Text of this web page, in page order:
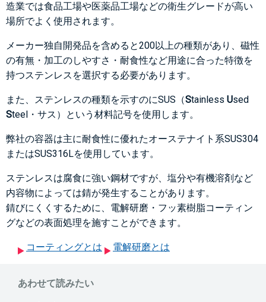
造業では食品工場や医薬品工場などの衛生グレードが高い
場所でよく使用されます。
メーカー独自開発品を含めると200以上の種類があり、磁性
の有無・加工のしやすさ・耐食性など用途に合った特徴を
持つステンレスを選択する必要があります。
また、ステンレスの種類を示すのにSUS（Stainless Used
Steel・サス）という材料記号を使用します。
弊社の容器は主に耐食性に優れたオーステナイト系SUS304
またはSUS316Lを使用しています。
ステンレスは腐食に強い鋼材ですが、塩分や有機溶剤など
内容物によっては錆が発生することがあります。
錆びにくくするために、電解研磨・フッ素樹脂コーティン
グなどの表面処理を施すことができます。
コーティングとは 電解研磨とは
あわせて読みたい